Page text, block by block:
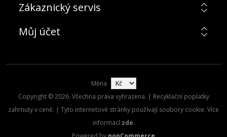
Zákaznický servis
Můj účet
Měna
Copyright © 2026. Všechna práva vyhrazena. | Recyklační poplatky
zahrnuty v ceně. | Tyto internetové stránky používají soubory cookie. Více
informací zde.